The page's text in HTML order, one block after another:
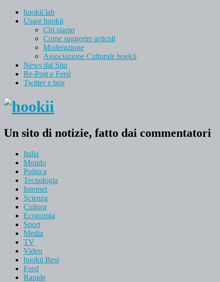
hookii lab
Usare hookii
Chi siamo
Come suggerire articoli
Moderazione
Associazione Culturale hookii
News dal Sito
Re-Post e Feed
Twitter e box
Un sito di notizie, fatto dai commentatori
Italia
Mondo
Politica
Tecnologia
Internet
Scienza
Cultura
Economia
Sport
Media
TV
Video
hookii Best
Feed
Rapide